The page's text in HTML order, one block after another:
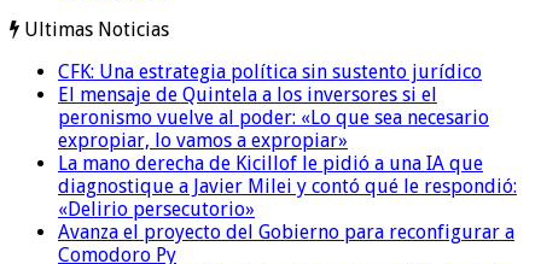
Ultimas Noticias
CFK: Una estrategia política sin sustento jurídico
El mensaje de Quintela a los inversores si el
peronismo vuelve al poder: «Lo que sea necesario
expropiar, lo vamos a expropiar»
La mano derecha de Kicillof le pidió a una IA que
diagnostique a Javier Milei y contó qué le respondió:
«Delirio persecutorio»
Avanza el proyecto del Gobierno para reconfigurar a
Comodoro Py